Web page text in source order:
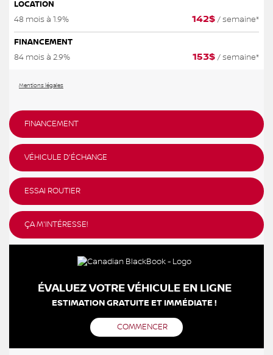
LOCATION
48 mois à 1.9%
142$ / semaine*
FINANCEMENT
84 mois à 2.9%
153$ / semaine*
Mentions légales
FINANCEMENT
VÉHICULE D'ÉCHANGE
ESSAI ROUTIER
ÇA M'INTÉRESSE!
ÉVALUEZ VOTRE VÉHICULE EN LIGNE
ESTIMATION GRATUITE ET IMMÉDIATE !
COMMENCER